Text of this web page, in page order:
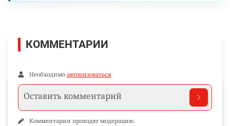
КОММЕНТАРИИ
Необходимо авторизоваться
Комментарии проходят модерацию.